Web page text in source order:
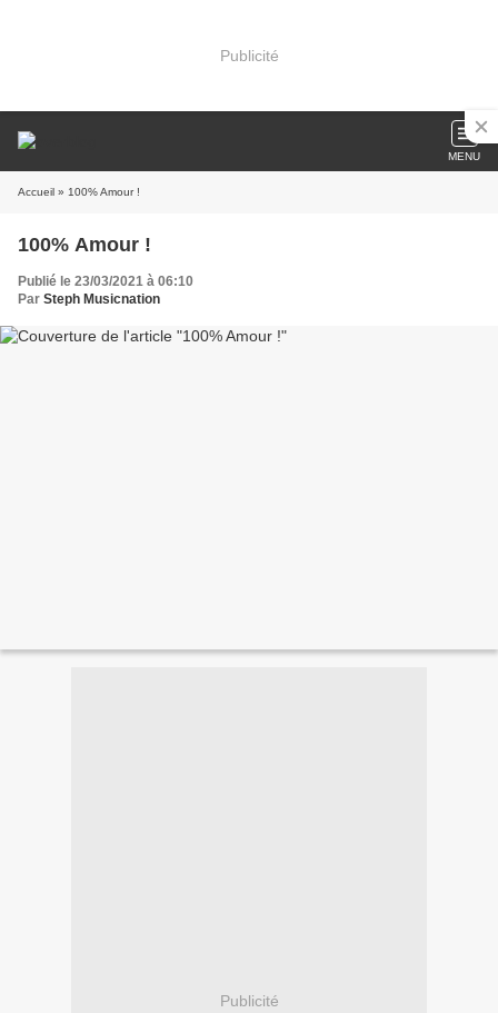
Publicité
MENU
Accueil » 100% Amour !
100% Amour !
Publié le 23/03/2021 à 06:10
Par Steph Musicnation
Publicité